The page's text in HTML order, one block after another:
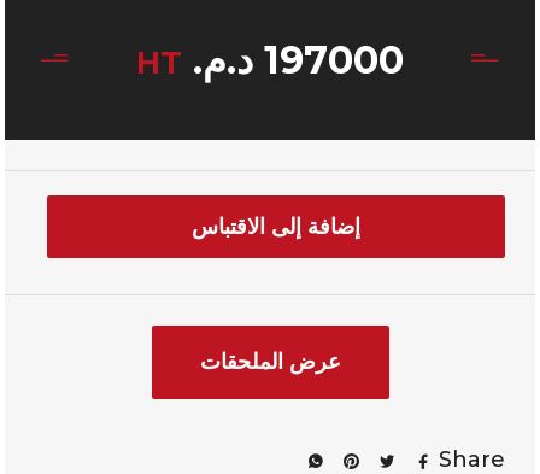
197000 د.م. HT
إضافة إلى الاقتباس
عرض الملحقات
Share